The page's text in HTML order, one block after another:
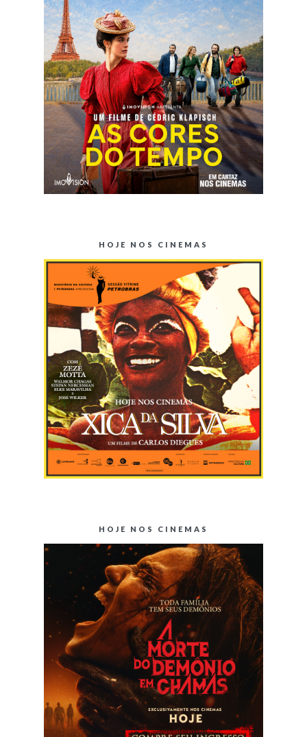
HOJE NOS CINEMAS
HOJE NOS CINEMAS